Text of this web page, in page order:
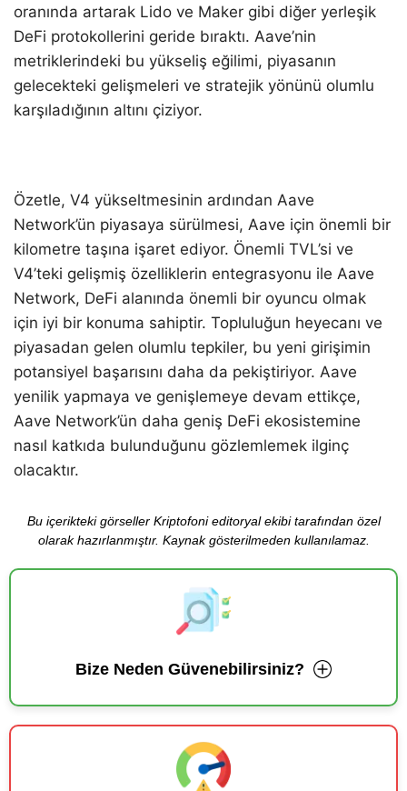
oranında artarak Lido ve Maker gibi diğer yerleşik
DeFi protokollerini geride bıraktı. Aave’nin
metriklerindeki bu yükseliş eğilimi, piyasanın
gelecekteki gelişmeleri ve stratejik yönünü olumlu
karşıladığının altını çiziyor.
Özetle, V4 yükseltmesinin ardından Aave
Network’ün piyasaya sürülmesi, Aave için önemli bir
kilometre taşına işaret ediyor. Önemli TVL’si ve
V4’teki gelişmiş özelliklerin entegrasyonu ile Aave
Network, DeFi alanında önemli bir oyuncu olmak
için iyi bir konuma sahiptir. Topluluğun heyecanı ve
piyasadan gelen olumlu tepkiler, bu yeni girişimin
potansiyel başarısını daha da pekiştiriyor. Aave
yenilik yapmaya ve genişlemeye devam ettikçe,
Aave Network’ün daha geniş DeFi ekosistemine
nasıl katkıda bulunduğunu gözlemlemek ilginç
olacaktır.
Bu içerikteki görseller Kriptofoni editoryal ekibi tarafından özel
olarak hazırlanmıştır. Kaynak gösterilmeden kullanılamaz.
Bize Neden Güvenebilirsiniz?